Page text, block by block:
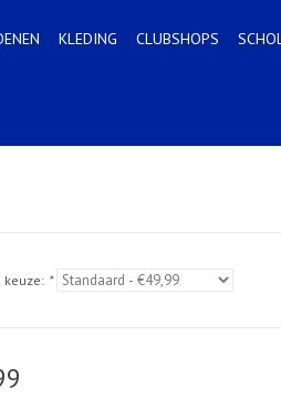
KLEDING CLUBSHOPS
keuze: *